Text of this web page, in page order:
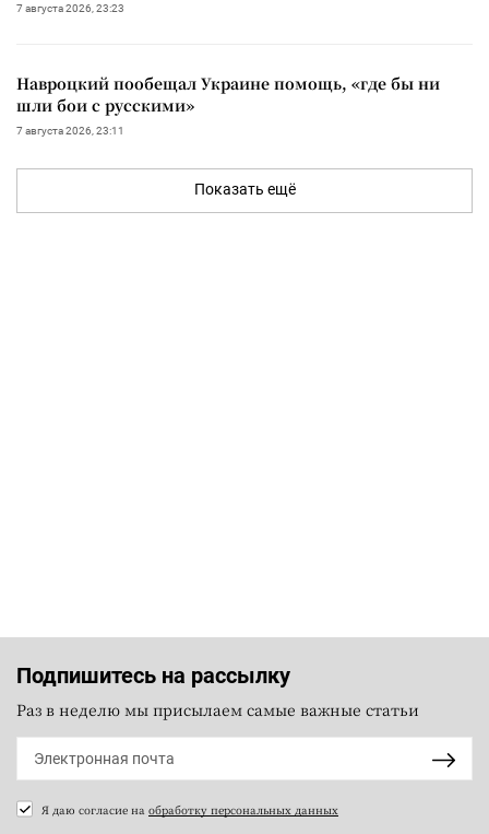
7 августа 2026, 23:23
Навроцкий пообещал Украине помощь, «где бы ни
шли бои с русскими»
7 августа 2026, 23:11
Показать ещё
Подпишитесь на рассылку
Раз в неделю мы присылаем самые важные статьи
Я даю согласие на обработку персональных данных